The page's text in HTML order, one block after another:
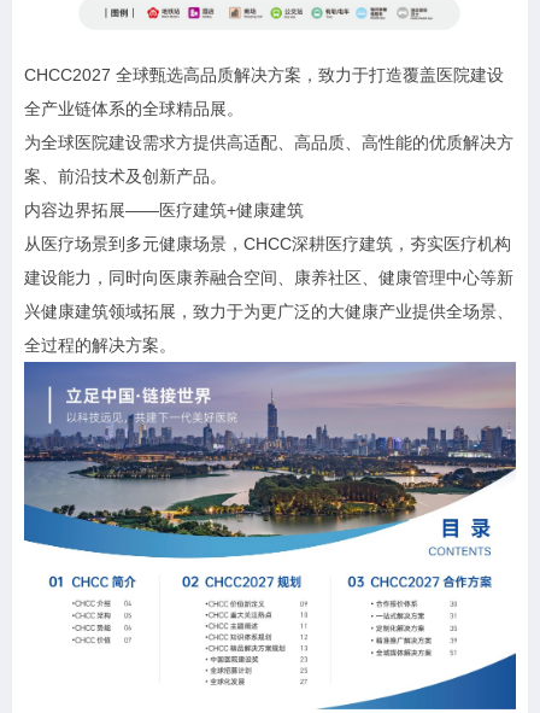
CHCC2027 全球甄选高品质解决方案，致力于打造覆盖医院建设
全产业链体系的全球精品展。
为全球医院建设需求方提供高适配、高品质、高性能的优质解决方
案、前沿技术及创新产品。
内容边界拓展——医疗建筑+健康建筑
从医疗场景到多元健康场景，CHCC深耕医疗建筑，夯实医疗机构
建设能力，同时向医康养融合空间、康养社区、健康管理中心等新
兴健康建筑领域拓展，致力于为更广泛的大健康产业提供全场景、
全过程的解决方案。